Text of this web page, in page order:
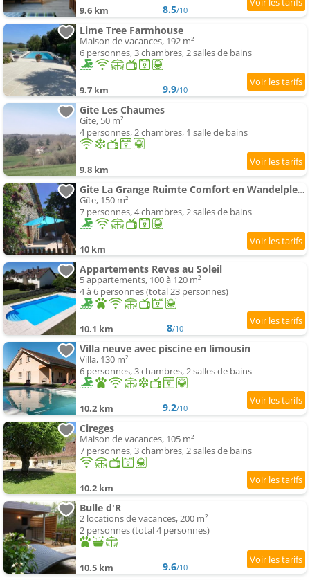
9.6 km 8.5/10
Lime Tree Farmhouse
Maison de vacances, 192 m²
6 personnes, 3 chambres, 2 salles de bains
9.7 km 9.9/10
Gite Les Chaumes
Gîte, 50 m²
4 personnes, 2 chambres, 1 salle de bains
9.8 km
Gite La Grange Ruimte Comfort en Wandelplezier
Gîte, 150 m²
7 personnes, 4 chambres, 2 salles de bains
10 km
Appartements Reves au Soleil
5 appartements, 100 à 120 m²
4 à 6 personnes (total 23 personnes)
10.1 km 8/10
Villa neuve avec piscine en limousin
Villa, 130 m²
6 personnes, 3 chambres, 2 salles de bains
10.2 km 9.2/10
Cireges
Maison de vacances, 105 m²
7 personnes, 3 chambres, 2 salles de bains
10.2 km
Bulle d'R
2 locations de vacances, 200 m²
2 personnes (total 4 personnes)
10.5 km 9.6/10